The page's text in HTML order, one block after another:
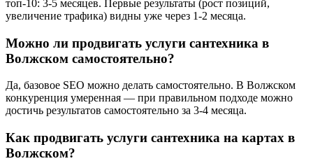
топ-10: 3-5 месяцев. Первые результаты (рост позиций,
увеличение трафика) видны уже через 1-2 месяца.
Можно ли продвигать услуги сантехника в
Волжском самостоятельно?
Да, базовое SEO можно делать самостоятельно. В Волжском
конкуренция умеренная — при правильном подходе можно
достичь результатов самостоятельно за 3-4 месяца.
Как продвигать услуги сантехника на картах в
Волжском?